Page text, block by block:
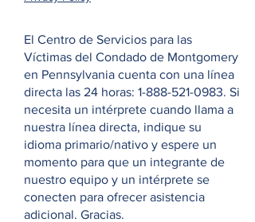
El Centro de Servicios para las
Víctimas del Condado de Montgomery
en Pennsylvania cuenta con una línea
directa las 24 horas: 1-888-521-0983. Si
necesita un intérprete cuando llama a
nuestra línea directa, indique su
idioma primario/nativo y espere un
momento para que un integrante de
nuestro equipo y un intérprete se
conecten para ofrecer asistencia
adicional. Gracias.